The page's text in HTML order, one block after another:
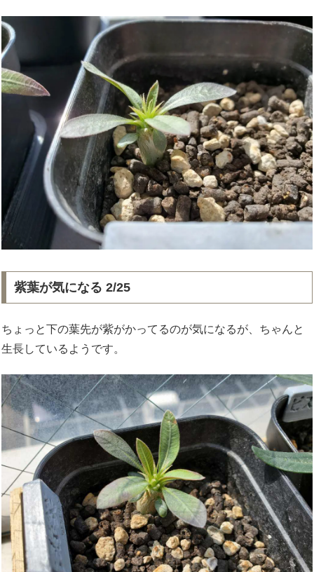
紫葉が気になる 2/25
ちょっと下の葉先が紫がかってるのが気になるが、ちゃんと
生長しているようです。